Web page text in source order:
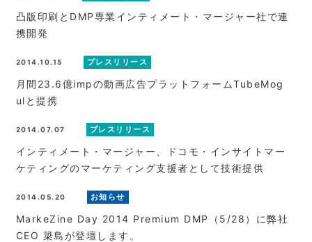
凸版印刷とDMP専業インティメート・マージャー社で連
携開発
2014.10.15 プレスリリース
月間23.6億impの動画広告プラットフォームTubeMog
ulと提携
2014.07.07 プレスリリース
インティメート・マージャー、ドコモ・インサイトマー
ケティングのマーケティング支援者として技術提供
2014.05.20 お知らせ
MarkeZine Day 2014 Premium DMP（5/28）に弊社
CEO 簗島が登壇します。